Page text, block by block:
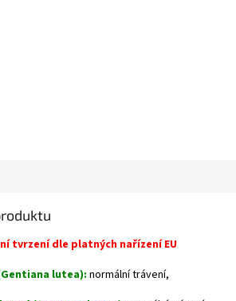
tvrzení dle platných nařízení EU
lutea): normální trávení,